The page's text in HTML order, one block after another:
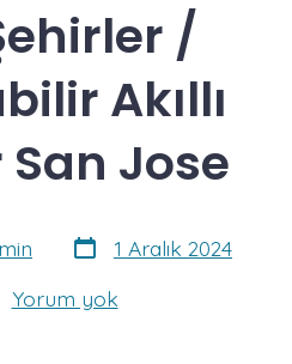
/
Akıllı
Jose
Yazı
tarihi
1 Aralık 2024
Yorum yokAkıllı
Şehirler